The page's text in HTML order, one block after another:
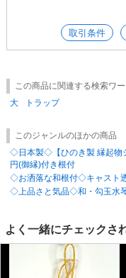
取引条件
この商品に関連する検索ワ
大
トラップ
このジャンルのほかの商品
◇日本製◇【ひのき製 縁起物
円(御縁)付き根付
◇お洒落な和根付◇キャスト
◇上品さと気品◇和・勾玉水
よく一緒にチェックさ